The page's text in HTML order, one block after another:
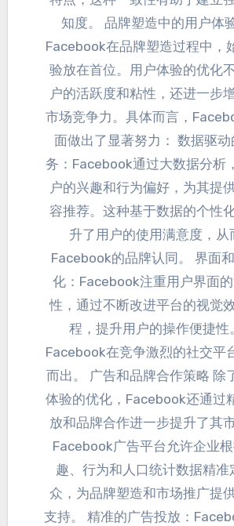
知度。 品牌塑造中的用户体
Facebook在品牌塑造过程中 ，
验放在首位。 用户体验的优化
户的活跃度和粘性 ， 还进一步
市场竞争力。具体而言，
面做出了显著努力 ： 数据驱动
务 ： Facebook通过大数据分析 ，
户的兴趣和行为偏好， 为其提
容推荐。 这种基于数据的个性
升了用户的使用满意度 ， 从
Facebook的品牌认同 。 界面
化： Facebook注重用户界面
性 ， 通过不断改进平台的视觉
程 ， 提升用户的操作便捷性。
Facebook在竞争激烈的社交平
而出。
广告和品牌合作策略 除
体验的优化 ， Facebook还通过
放和品牌合作进一步提升了其
Facebook广告平台允许企业
趣、 行为和人口统计数据精准
众 ， 为品牌塑造和市场推广提
支持。 精准的广告投放 ：